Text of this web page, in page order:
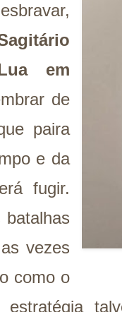
em
de
paira
e da
fugir.
vezes
como o